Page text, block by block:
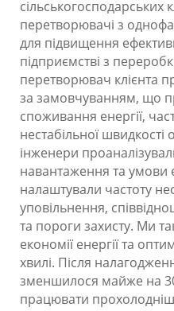
сільськогосподарських
перетворювачі з
для підвищення
підприємстві з
перетворювач клієнта
за замовчуванням, що
споживання енергії,
нестабільної
інженери
навантаження та умови
налаштували частоту
уповільнення,
та пороги захисту. Ми
економії енергії та
хвилі. Після
зменшилося майже на
працювати